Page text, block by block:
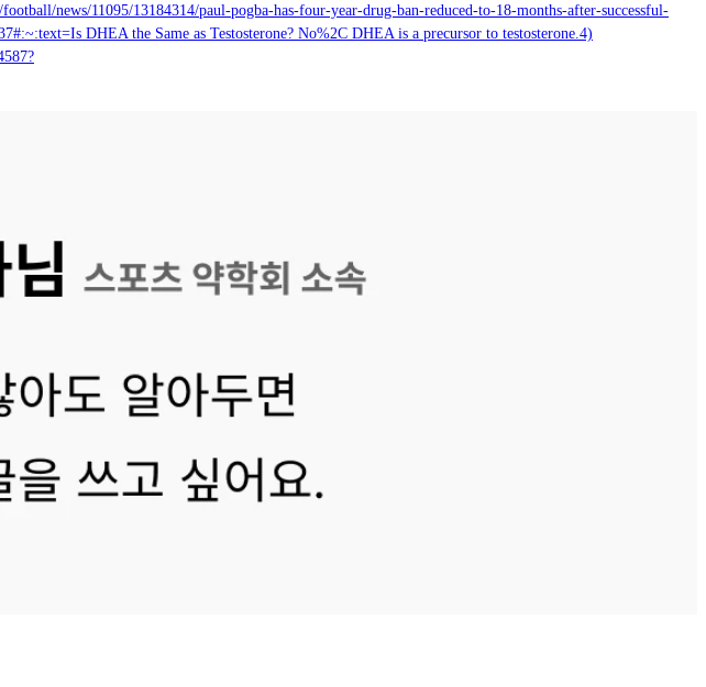
news/11095/13184314/paul-pogba-has-four-year-drug-ban-reduced-to-18-months-after-successful-
DHEA the Same as Testosterone? No%2C DHEA is a precursor to testosterone.4)